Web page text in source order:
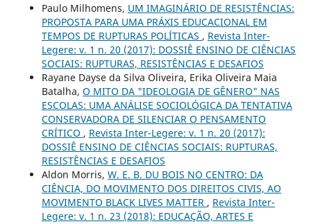
Paulo Milhomens, UM IMAGINÁRIO DE RESISTÊNCIAS:
PROPOSTA PARA UMA PRÁXIS EDUCACIONAL EM
TEMPOS DE RUPTURAS POLÍTICAS , Revista Inter-
Legere: v. 1 n. 20 (2017): DOSSIÊ ENSINO DE CIÊNCIAS
SOCIAIS: RUPTURAS, RESISTÊNCIAS E DESAFIOS
Rayane Dayse da Silva Oliveira, Erika Oliveira Maia
Batalha, O MITO DA "IDEOLOGIA DE GÊNERO" NAS
ESCOLAS: UMA ANÁLISE SOCIOLÓGICA DA TENTATIVA
CONSERVADORA DE SILENCIAR O PENSAMENTO
CRÍTICO , Revista Inter-Legere: v. 1 n. 20 (2017):
DOSSIÊ ENSINO DE CIÊNCIAS SOCIAIS: RUPTURAS,
RESISTÊNCIAS E DESAFIOS
Aldon Morris, W. E. B. DU BOIS NO CENTRO: DA
CIÊNCIA, DO MOVIMENTO DOS DIREITOS CIVIS, AO
MOVIMENTO BLACK LIVES MATTER , Revista Inter-
Legere: v. 1 n. 23 (2018): EDUCAÇÃO, ARTES E